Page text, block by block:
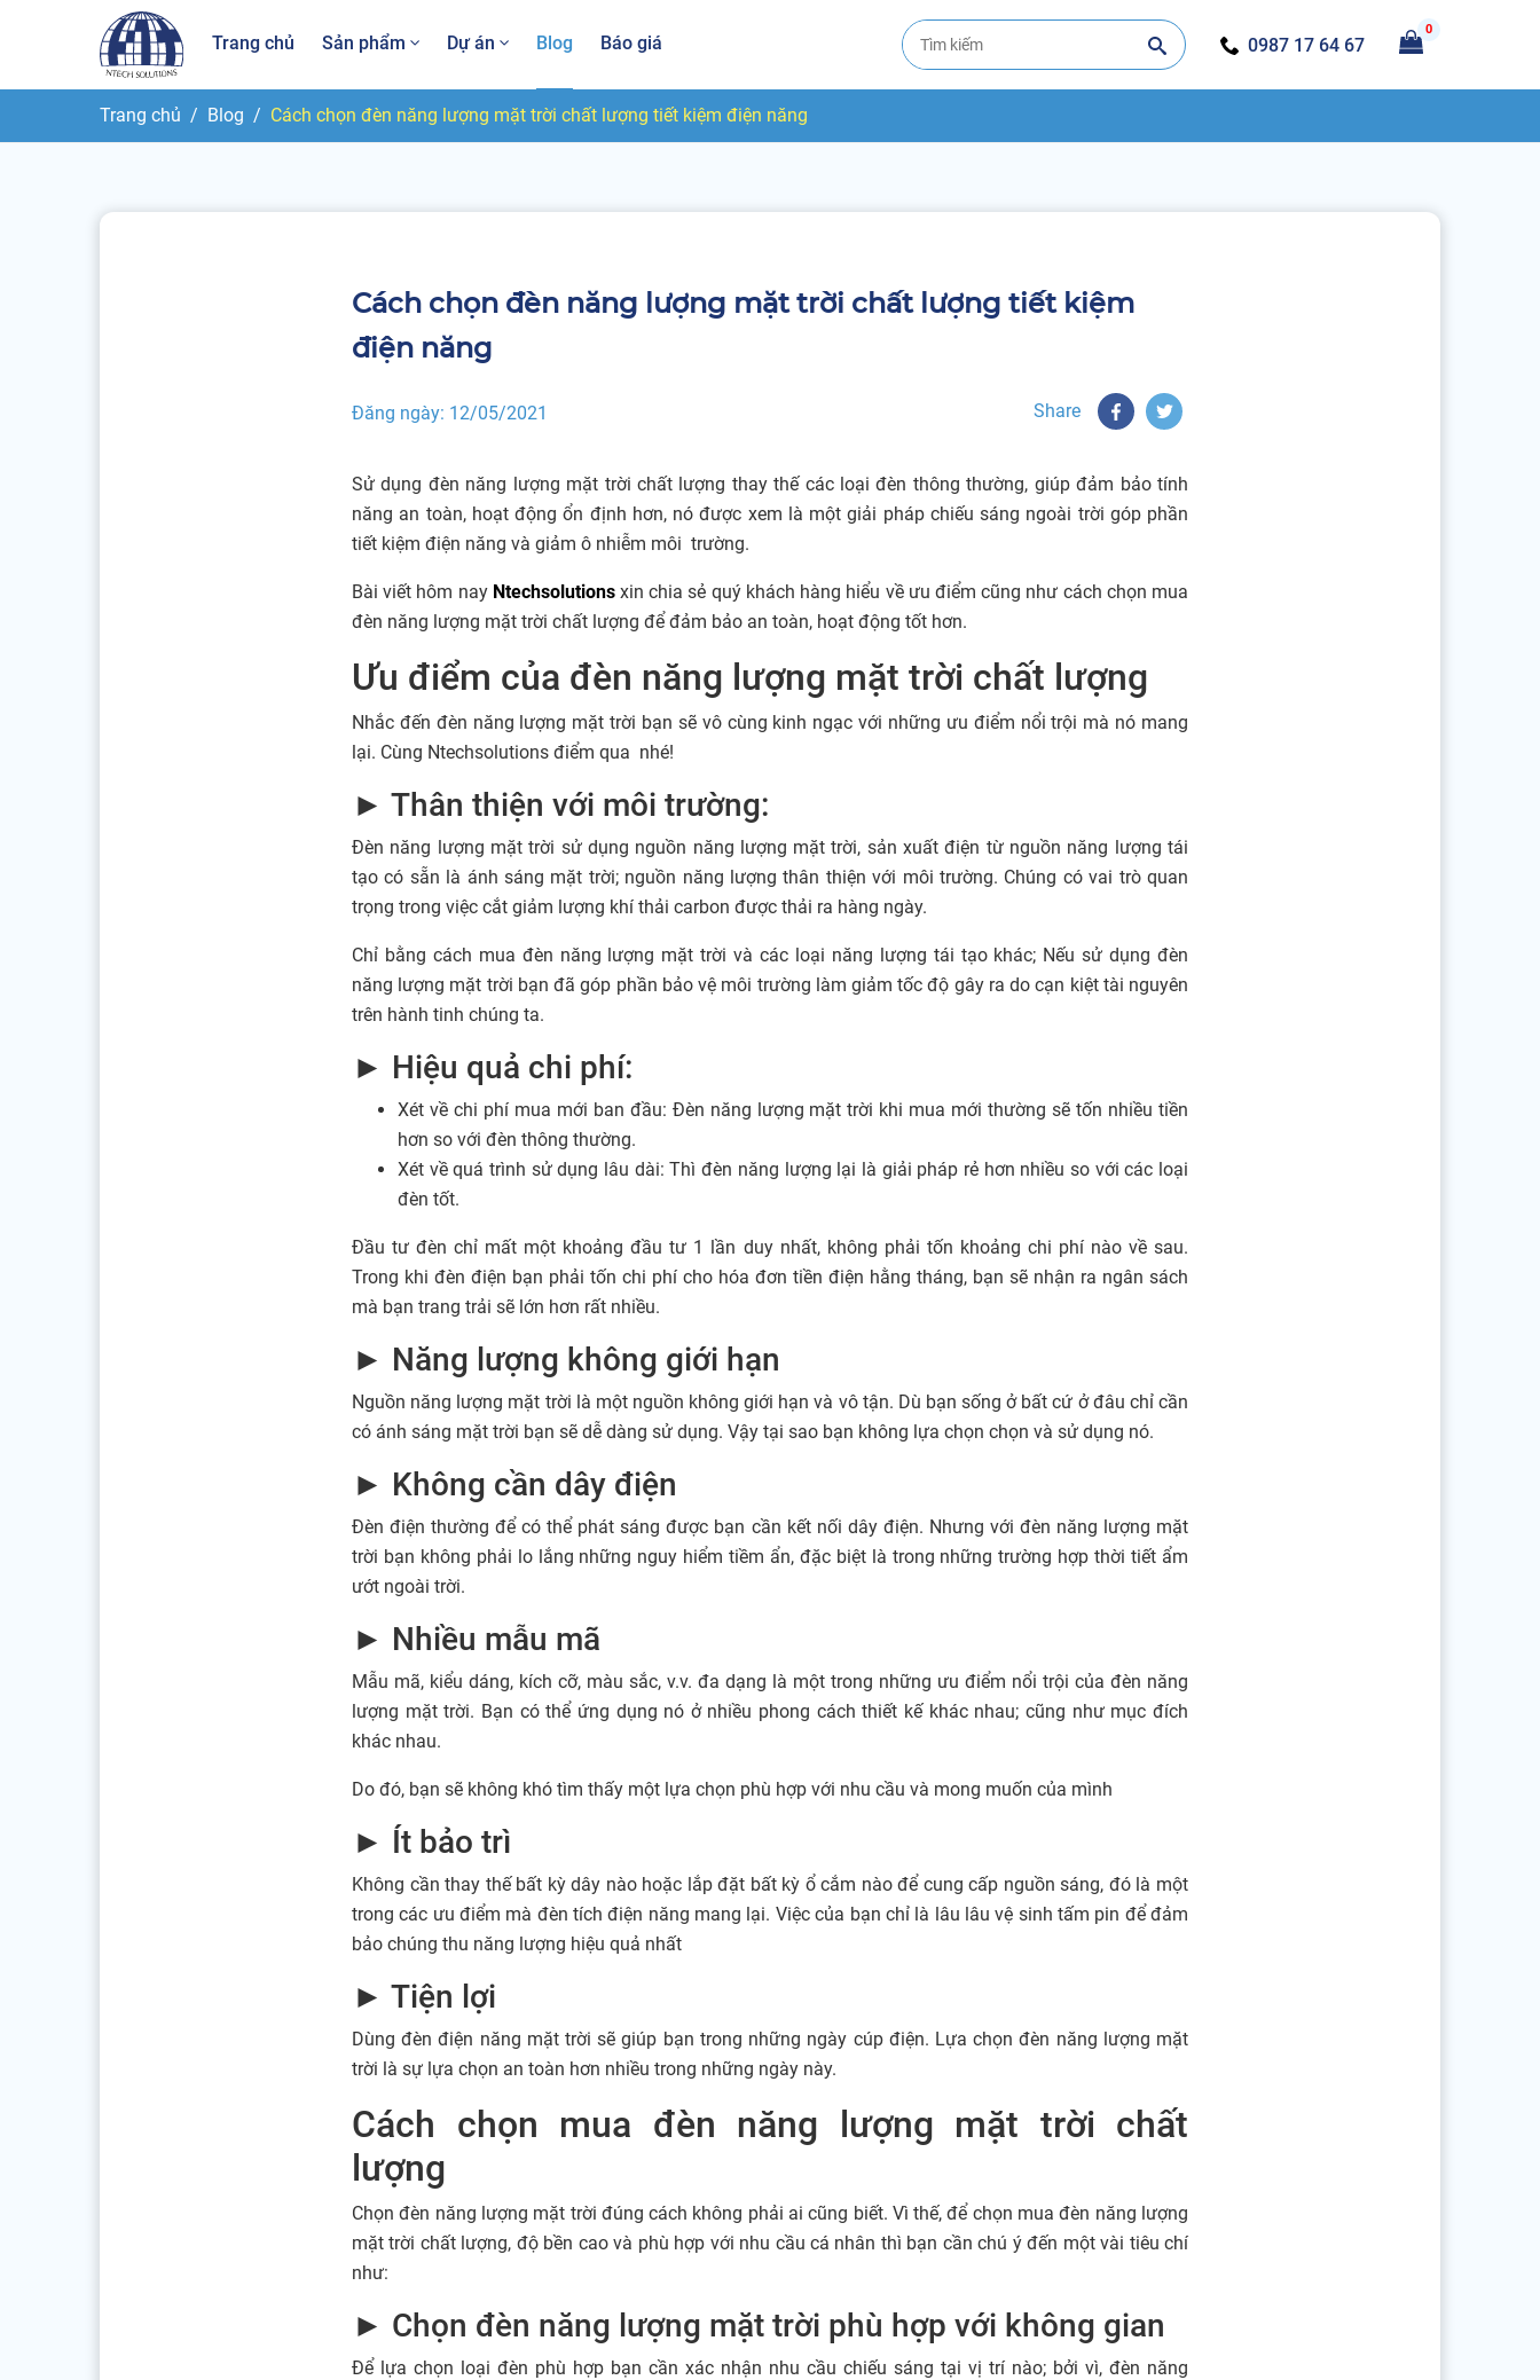
Trang chủ Sản phẩm Dự án Blog Báo giá 0987 17 64 67
0
Trang chủ Blog Cách chọn đèn năng lượng mặt trời chất lượng tiết kiệm điện năng
Cách chọn đèn năng lượng mặt trời chất lượng tiết kiệm
điện năng
Đăng ngày: 12/05/2021 Share
Sử dụng đèn năng lượng mặt trời chất lượng thay thế các loại đèn thông thường, giúp đảm bảo tính
năng an toàn, hoạt động ổn định hơn, nó được xem là một giải pháp chiếu sáng ngoài trời góp phần
tiết kiệm điện năng và giảm ô nhiễm môi trường.
Bài viết hôm nay Ntechsolutionsxin chia sẻ quý khách hàng hiểu về ưu điểm cũng như cách chọn mua
đèn năng lượng mặt trời chất lượng để đảm bảo an toàn, hoạt động tốt hơn.
Ưu điểm của đèn năng lượng mặt trời chất lượng
Nhắc đến đèn năng lượng mặt trời bạn sẽ vô cùng kinh ngạc với những ưu điểm nổi trội mà nó mang
lại. Cùng Ntechsolutions điểm qua nhé!
► Thân thiện với môi trường:
Đèn năng lượng mặt trời sử dụng nguồn năng lượng mặt trời, sản xuất điện từ nguồn năng lượng tái
tạo có sẵn là ánh sáng mặt trời; nguồn năng lượng thân thiện với môi trường. Chúng có vai trò quan
trọng trong việc cắt giảm lượng khí thải carbon được thải ra hàng ngày.
Chỉ bằng cách mua đèn năng lượng mặt trời và các loại năng lượng tái tạo khác; Nếu sử dụng đèn
năng lượng mặt trời bạn đã góp phần bảo vệ môi trường làm giảm tốc độ gây ra do cạn kiệt tài nguyên
trên hành tinh chúng ta.
► Hiệu quả chi phí:
Xét về chi phí mua mới ban đầu: Đèn năng lượng mặt trời khi mua mới thường sẽ tốn nhiều tiền
hơn so với đèn thông thường.
Xét về quá trình sử dụng lâu dài: Thì đèn năng lượng lại là giải pháp rẻ hơn nhiều so với các loại
đèn tốt.
Đầu tư đèn chỉ mất một khoảng đầu tư 1 lần duy nhất, không phải tốn khoảng chi phí nào về sau.
Trong khi đèn điện bạn phải tốn chi phí cho hóa đơn tiền điện hằng tháng, bạn sẽ nhận ra ngân sách
mà bạn trang trải sẽ lớn hơn rất nhiều.
► Năng lượng không giới hạn
Nguồn năng lượng mặt trời là một nguồn không giới hạn và vô tận. Dù bạn sống ở bất cứ ở đâu chỉ cần
có ánh sáng mặt trời bạn sẽ dễ dàng sử dụng. Vậy tại sao bạn không lựa chọn chọn và sử dụng nó.
► Không cần dây điện
Đèn điện thường để có thể phát sáng được bạn cần kết nối dây điện. Nhưng với đèn năng lượng mặt
trời bạn không phải lo lắng những nguy hiểm tiềm ẩn, đặc biệt là trong những trường hợp thời tiết ẩm
ướt ngoài trời.
► Nhiều mẫu mã
Mẫu mã, kiểu dáng, kích cỡ, màu sắc, v.v. đa dạng là một trong những ưu điểm nổi trội của đèn năng
lượng mặt trời. Bạn có thể ứng dụng nó ở nhiều phong cách thiết kế khác nhau; cũng như mục đích
khác nhau.
Do đó, bạn sẽ không khó tìm thấy một lựa chọn phù hợp với nhu cầu và mong muốn của mình
► Ít bảo trì
Không cần thay thế bất kỳ dây nào hoặc lắp đặt bất kỳ ổ cắm nào để cung cấp nguồn sáng, đó là một
trong các ưu điểm mà đèn tích điện năng mang lại. Việc của bạn chỉ là lâu lâu vệ sinh tấm pin để đảm
bảo chúng thu năng lượng hiệu quả nhất
► Tiện lợi
Dùng đèn điện năng mặt trời sẽ giúp bạn trong những ngày cúp điện. Lựa chọn đèn năng lượng mặt
trời là sự lựa chọn an toàn hơn nhiều trong những ngày này.
Cách chọn mua đèn năng lượng mặt trời chất
lượng
Chọn đèn năng lượng mặt trời đúng cách không phải ai cũng biết. Vì thế, để chọn mua đèn năng lượng
mặt trời chất lượng, độ bền cao và phù hợp với nhu cầu cá nhân thì bạn cần chú ý đến một vài tiêu chí
như:
► Chọn đèn năng lượng mặt trời phù hợp với không gian
Để lựa chọn loại đèn phù hợp bạn cần xác nhận nhu cầu chiếu sáng tại vị trí nào; bởi vì, đèn năng